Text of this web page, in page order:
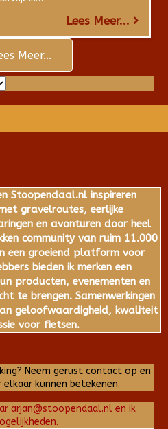
Lees Meer...
Meer...
Stoopendaal.nl inspireren
gravelroutes, eerlijke
en avonturen door heel
community van ruim 11.000
een groeiend platform voor
bieden ik merken een
producten, evenementen en
te brengen. Samenwerkingen
geloofwaardigheid, kwaliteit
voor fietsen.
Neem gerust contact op en
kunnen betekenen.
arjan@stoopendaal.nl en ik